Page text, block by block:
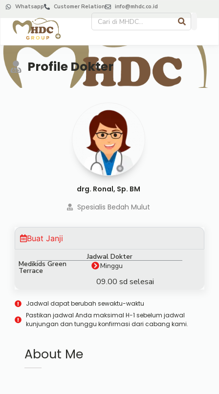
Whatsapp Customer Relation info@mhdc.co.id
Profile Dokter
drg. Ronal, Sp. BM
Spesialis Bedah Mulut
Buat Janji
Jadwal Dokter
Medikids Green
Terrace
Minggu
09.00 sd selesai
Jadwal dapat berubah sewaktu-waktu
Pastikan jadwal Anda maksimal H-1 sebelum jadwal
kunjungan dan tunggu konfirmasi dari cabang kami.
About Me